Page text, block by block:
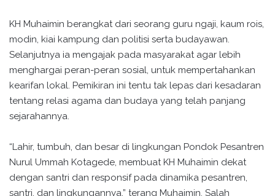
KH Muhaimin berangkat dari seorang guru ngaji, kaum rois,
modin, kiai kampung dan politisi serta budayawan.
Selanjutnya ia mengajak pada masyarakat agar lebih
menghargai peran-peran sosial, untuk mempertahankan
kearifan lokal. Pemikiran ini tentu tak lepas dari kesadaran
tentang relasi agama dan budaya yang telah panjang
sejarahannya.
“Lahir, tumbuh, dan besar di lingkungan Pondok Pesantren
Nurul Ummah Kotagede, membuat KH Muhaimin dekat
dengan santri dan responsif pada dinamika pesantren,
santri, dan lingkungannya,” terang Muhaimin. Salah